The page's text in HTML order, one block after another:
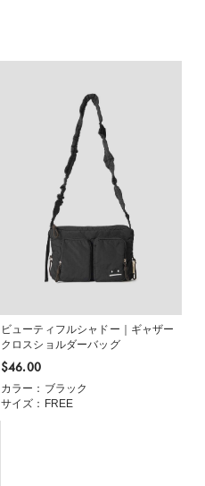
ビューティフルシャドー｜ギャザー
クロスショルダーバッグ
$‌46.00
カラー：ブラック
サイズ：FREE